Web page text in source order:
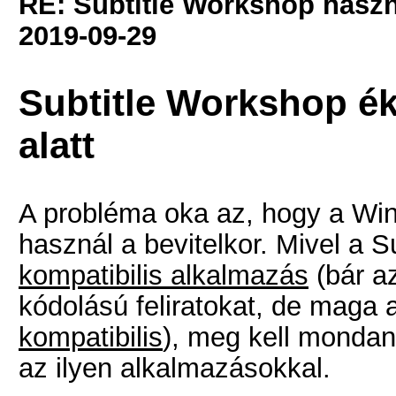
2019-09-29
Subtitle Workshop
alatt
A probléma oka az, hogy a
használ a bevitelkor. Mivel a
kompatibilis alkalmazás (bár
kódolású feliratokat, de maga
kompatibilis), meg kell
az ilyen alkalmazásokkal.